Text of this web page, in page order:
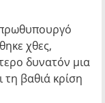
χθες,
δυνατόν μια
τη βαθιά κρίση